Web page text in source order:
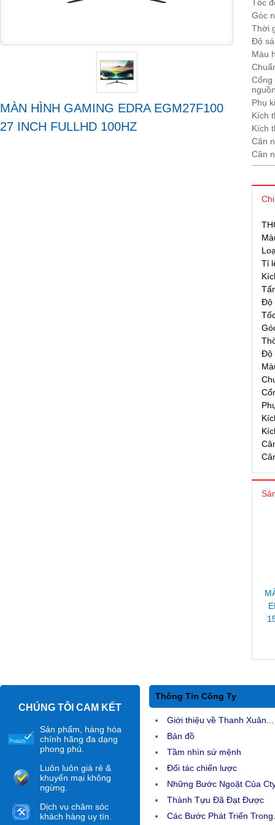
MÀN HÌNH GAMING EDRA EGM27F100
27 INCH FULLHD 100HZ
Tốc
Góc
Thời
Độ
Màu
Cổng
Phụ
Kích
Kích
Cân
Cân
Tỉ
Độ
Độ
CHÚNG TÔI CAM KẾT
Sản phẩm, hàng hóa
chính hãng đa dạng
phong phú.
Luôn luôn giá rẻ &
khuyến mại không
ngừng.
Dịch vụ chăm sóc
khách hàng uy tín.
Thông Tin Công Ty
Giới thiệu về Thanh Xuân...
Bản đồ
Tầm nhìn sứ mệnh
Đối tác chiến lược
Những Bước Ngoặt Của
Thành Tựu Đã Đạt Được
Các Bước Phát Triển